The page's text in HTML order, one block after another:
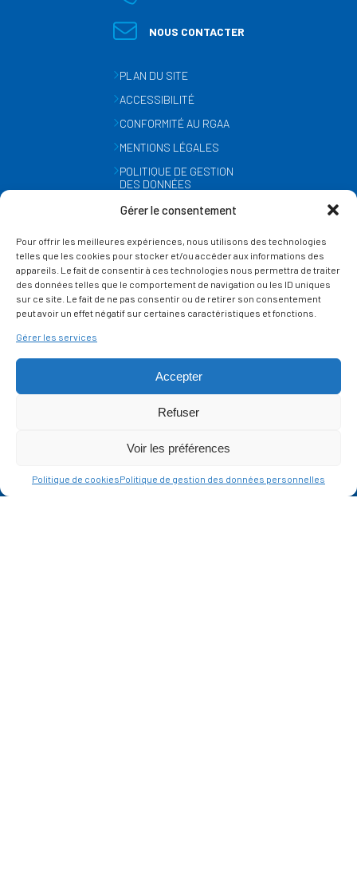
Gérer le consentement
Pour offrir les meilleures expériences, nous utilisons des technologies
telles que les cookies pour stocker et/ou accéder aux informations des
appareils. Le fait de consentir à ces technologies nous permettra de traiter
des données telles que le comportement de navigation ou les ID uniques
sur ce site. Le fait de ne pas consentir ou de retirer son consentement
peut avoir un effet négatif sur certaines caractéristiques et fonctions.
Gérer les services
Accepter
Refuser
Voir les préférences
Politique de cookiesPolitique de gestion des données personnelles
NOUS CONTACTER
PLAN DU SITE
ACCESSIBILITÉ
CONFORMITÉ AU RGAA
MENTIONS LÉGALES
POLITIQUE DE GESTION
DES DONNÉES
GESTION DES COOKIES
SUIVEZ-NOUS
SUR LES RÉSEAUX
Ce site est protégé par reCAPTCHA et lapolitique de vie privée
service Google s'appliquent.